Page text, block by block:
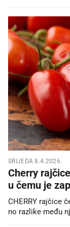
SRIJEDA 8.4.2026.
Cherry
u čemu je
CHERRY rajčice
no razlike među